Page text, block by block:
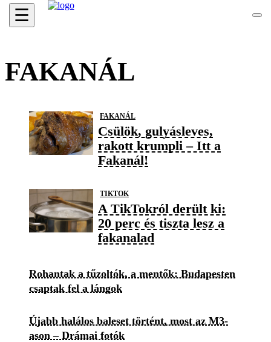
☰
FAKANÁL
FAKANÁL
Csülök, gulyásleves,
rakott krumpli – Itt a
Fakanál!
TIKTOK
A TikTokról derült ki:
20 perc és tiszta lesz a
fakanalad
Rohantak a tűzoltók, a mentők: Budapesten
csaptak fel a lángok
Újabb halálos baleset történt, most az M3-
ason – Drámai fotók